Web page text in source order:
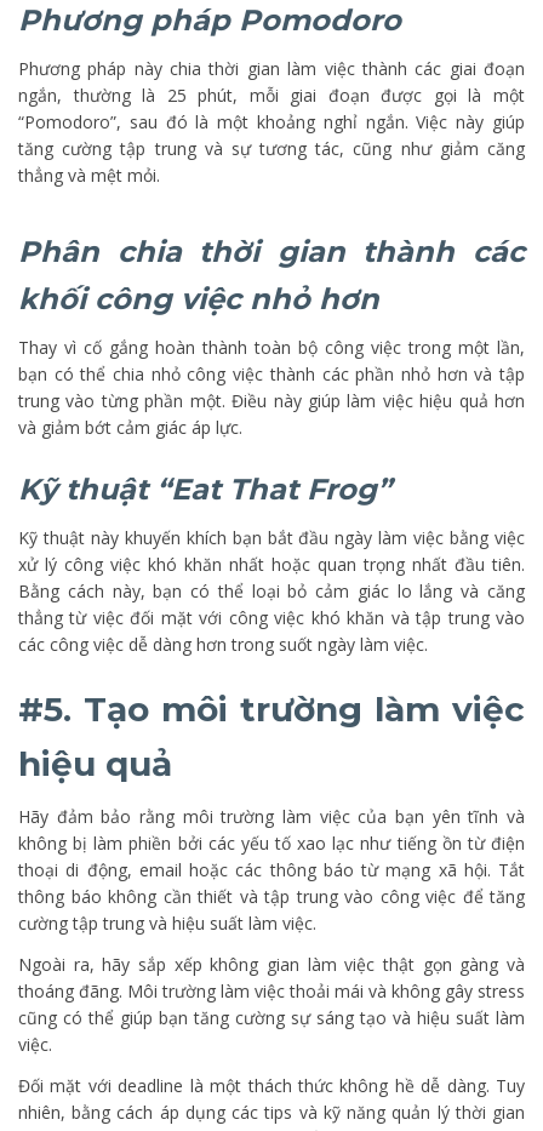
Phương pháp Pomodoro
Phương pháp này chia thời gian làm việc thành các giai đoạn
ngắn, thường là 25 phút, mỗi giai đoạn được gọi là một
“Pomodoro”, sau đó là một khoảng nghỉ ngắn. Việc này giúp
tăng cường tập trung và sự tương tác, cũng như giảm căng
thẳng và mệt mỏi.
Phân chia thời gian thành các
khối công việc nhỏ hơn
Thay vì cố gắng hoàn thành toàn bộ công việc trong một lần,
bạn có thể chia nhỏ công việc thành các phần nhỏ hơn và tập
trung vào từng phần một. Điều này giúp làm việc hiệu quả hơn
và giảm bớt cảm giác áp lực.
Kỹ thuật “Eat That Frog”
Kỹ thuật này khuyến khích bạn bắt đầu ngày làm việc bằng việc
xử lý công việc khó khăn nhất hoặc quan trọng nhất đầu tiên.
Bằng cách này, bạn có thể loại bỏ cảm giác lo lắng và căng
thẳng từ việc đối mặt với công việc khó khăn và tập trung vào
các công việc dễ dàng hơn trong suốt ngày làm việc.
#5. Tạo môi trường làm việc
hiệu quả
Hãy đảm bảo rằng môi trường làm việc của bạn yên tĩnh và
không bị làm phiền bởi các yếu tố xao lạc như tiếng ồn từ điện
thoại di động, email hoặc các thông báo từ mạng xã hội. Tắt
thông báo không cần thiết và tập trung vào công việc để tăng
cường tập trung và hiệu suất làm việc.
Ngoài ra, hãy sắp xếp không gian làm việc thật gọn gàng và
thoáng đãng. Môi trường làm việc thoải mái và không gây stress
cũng có thể giúp bạn tăng cường sự sáng tạo và hiệu suất làm
việc.
Đối mặt với deadline là một thách thức không hề dễ dàng. Tuy
nhiên, bằng cách áp dụng các tips và kỹ năng quản lý thời gian